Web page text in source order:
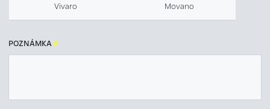
Vivaro Movano
POZNÁMKA